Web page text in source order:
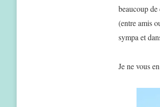
beaucoup
(entre amis
sympa et
Je ne vous